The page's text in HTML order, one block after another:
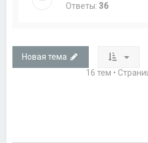
Ответы:36
Новая тема
16 тем •